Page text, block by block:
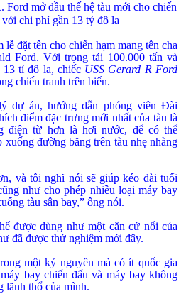
Ford mở đầu thế hệ tàu mới cho chiến
chi phí gần 13 tỷ đô la
lễ đặt tên cho chiến hạm mang tên cha
Ford. Với trọng tải 100.000 tấn và
tỉ đô la, chiếc USS Gerard R Ford
chiến tranh trên biển.
dự án, hướng dẫn phóng viên Đài
điểm đặc trưng mới nhất của tàu là
điện từ hơn là hơi nước, để có thể
đường băng trên tàu nhẹ nhàng
và tôi nghĩ nói sẽ giúp kéo dài tuổi
như cho phép nhiều loại máy bay
tàu sân bay,” ông nói.
được dùng như một căn cứ nổi của
đã được thử nghiệm mới đây.
một kỷ nguyên mà có ít quốc gia
bay chiến đấu và máy bay không
lãnh thổ của mình.